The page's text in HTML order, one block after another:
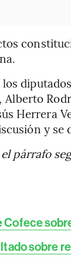
Herrera
y se
párrafo
sobre